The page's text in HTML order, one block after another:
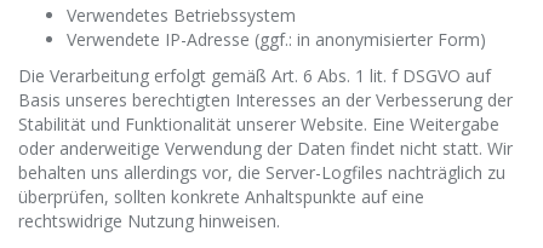
Verwendetes Betriebssystem
Verwendete IP-Adresse (ggf.: in anonymisierter Form)
Die Verarbeitung erfolgt gemäß Art. 6 Abs. 1 lit. f DSGVO auf
Basis unseres berechtigten Interesses an der Verbesserung der
Stabilität und Funktionalität unserer Website. Eine Weitergabe
oder anderweitige Verwendung der Daten findet nicht statt. Wir
behalten uns allerdings vor, die Server-Logfiles nachträglich zu
überprüfen, sollten konkrete Anhaltspunkte auf eine
rechtswidrige Nutzung hinweisen.